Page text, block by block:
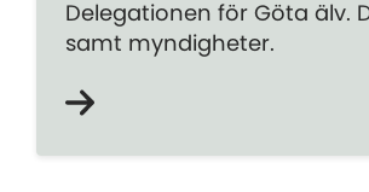
Delegationen för Göta älv.
samt myndigheter.